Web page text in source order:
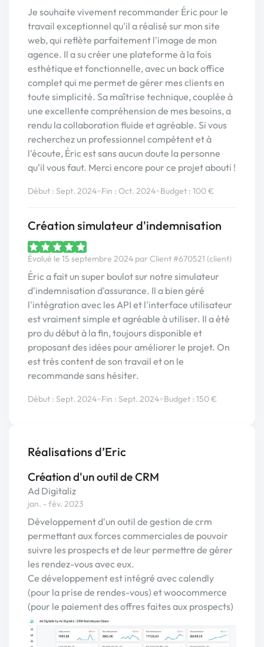
Je souhaite vivement recommander Éric pour le
travail exceptionnel qu'il a réalisé sur mon site
web, qui reflète parfaitement l'image de mon
agence. Il a su créer une plateforme à la fois
esthétique et fonctionnelle, avec un back office
complet qui me permet de gérer mes clients en
toute simplicité. Sa maîtrise technique, couplée à
une excellente compréhension de mes besoins, a
rendu la collaboration fluide et agréable. Si vous
recherchez un professionnel compétent et à
l'écoute, Éric est sans aucun doute la personne
qu’il vous faut. Merci encore pour ce projet abouti !
Début : Sept. 2024•Fin : Oct. 2024•Budget : 100 €
Création simulateur d'indemnisation
Évalué le 15 septembre 2024 par Client #670521 (client)
Éric a fait un super boulot sur notre simulateur
d'indemnisation d'assurance. Il a bien géré
l'intégration avec les API et l'interface utilisateur
est vraiment simple et agréable à utiliser. Il a été
pro du début à la fin, toujours disponible et
proposant des idées pour améliorer le projet. On
est très content de son travail et on le
recommande sans hésiter.
Début : Sept. 2024•Fin : Sept. 2024•Budget : 150 €
Réalisations d’Eric
Création d'un outil de CRM
Ad Digitaliz
jan. - fév. 2023
Développement d'un outil de gestion de crm
permettant aux forces commerciales de pouvoir
suivre les prospects et de leur permettre de gérer
les rendez-vous avec eux.
Ce développement est intégré avec calendly
(pour la prise de rendes-vous) et woocommerce
(pour le paiement des offres faites aux prospects)